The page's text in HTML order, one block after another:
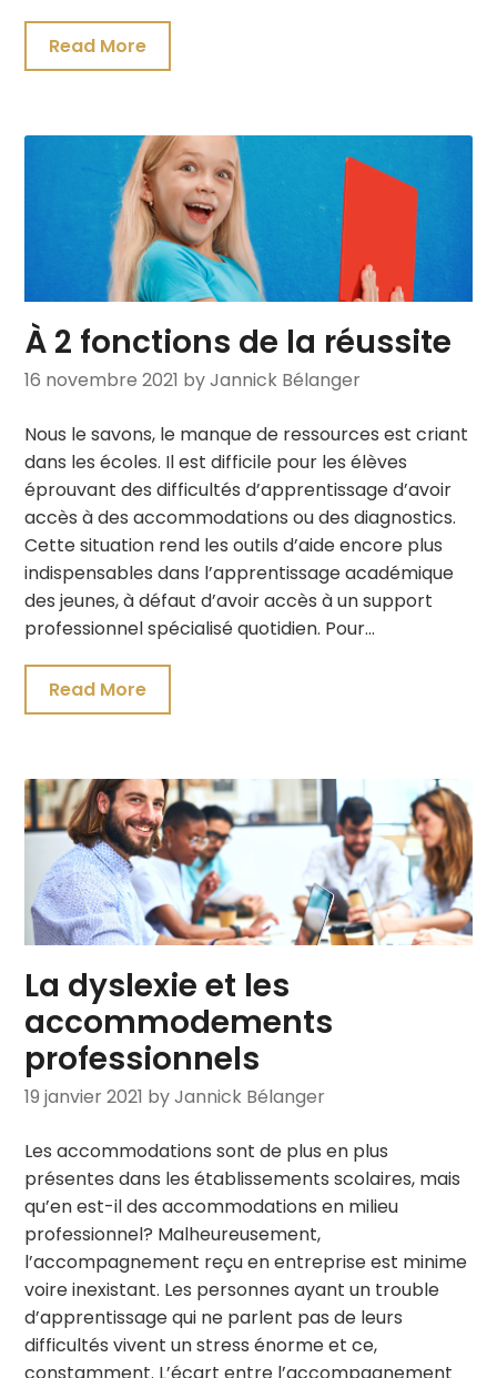
Read More
À 2 fonctions de la réussite
16 novembre 2021 by Jannick Bélanger
Nous le savons, le manque de ressources est criant
dans les écoles. Il est difficile pour les élèves
éprouvant des difficultés d’apprentissage d’avoir
accès à des accommodations ou des diagnostics.
Cette situation rend les outils d’aide encore plus
indispensables dans l’apprentissage académique
des jeunes, à défaut d’avoir accès à un support
professionnel spécialisé quotidien. Pour…
Read More
La dyslexie et les
accommodements
professionnels
19 janvier 2021 by Jannick Bélanger
Les accommodations sont de plus en plus
présentes dans les établissements scolaires, mais
qu’en est-il des accommodations en milieu
professionnel? Malheureusement,
l’accompagnement reçu en entreprise est minime
voire inexistant. Les personnes ayant un trouble
d’apprentissage qui ne parlent pas de leurs
difficultés vivent un stress énorme et ce,